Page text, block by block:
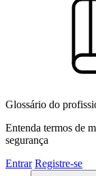
Glossário do
Entenda termos de
segurança
Entrar Registre-se